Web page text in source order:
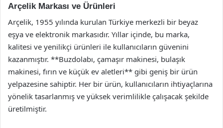
Arçelik Markası ve Ürünleri
Arçelik, 1955 yılında kurulan Türkiye merkezli bir beyaz
eşya ve elektronik markasıdır. Yıllar içinde, bu marka,
kalitesi ve yenilikçi ürünleri ile kullanıcıların güvenini
kazanmıştır. **Buzdolabı, çamaşır makinesi, bulaşık
makinesi, fırın ve küçük ev aletleri** gibi geniş bir ürün
yelpazesine sahiptir. Her bir ürün, kullanıcıların ihtiyaçlarına
yönelik tasarlanmış ve yüksek verimlilikle çalışacak şekilde
üretilmiştir.